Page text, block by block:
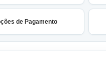
de Pagamento